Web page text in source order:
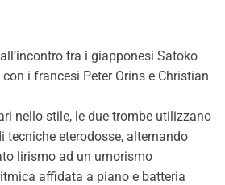
tra i giapponesi Satoko
i francesi Peter Orins e Christian
nello stile, le due trombe utilizzano
tecniche eterodosse, alternando
lirismo ad un umorismo
affidata a piano e batteria